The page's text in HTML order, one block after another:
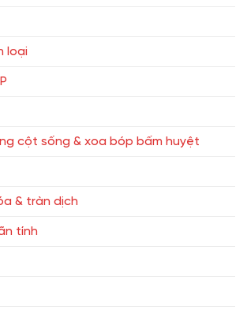
loại
cột sống & xoa bóp bấm huyệt
& tràn dịch
tính